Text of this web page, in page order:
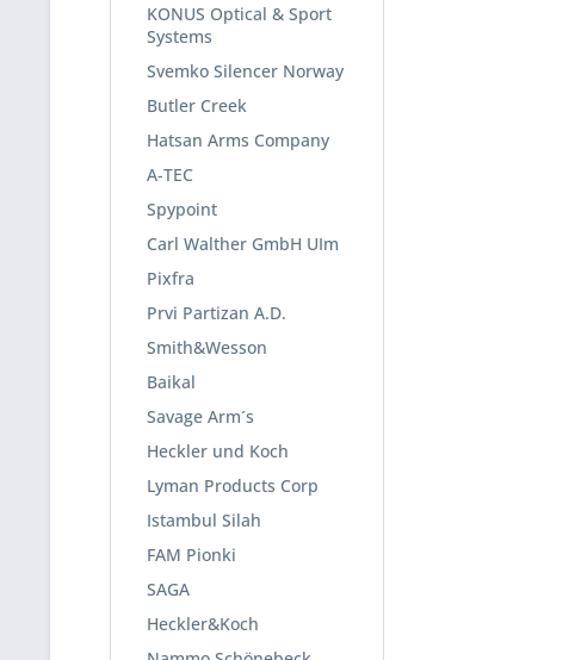
KONUS Optical & Sport
Systems
Svemko Silencer Norway
Butler Creek
Hatsan Arms Company
A-TEC
Spypoint
Carl Walther GmbH UIm
Pixfra
Prvi Partizan A.D.
Smith&Wesson
Baikal
Savage Arm´s
Heckler und Koch
Lyman Products Corp
Istambul Silah
FAM Pionki
SAGA
Heckler&Koch